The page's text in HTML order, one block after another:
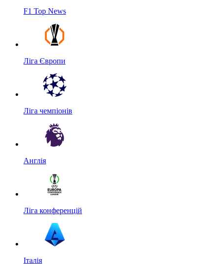
F1 Top News
Ліга Європи
Ліга чемпіонів
Англія
Ліга конференцій
Італія